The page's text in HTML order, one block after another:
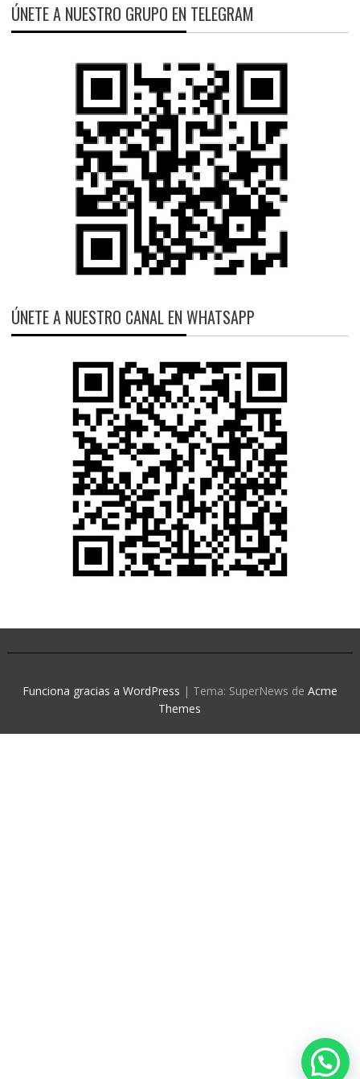
ÚNETE A NUESTRO GRUPO EN TELEGRAM
ÚNETE A NUESTRO CANAL EN WHATSAPP
Funciona gracias a WordPress | Tema: SuperNews de Acme
Themes